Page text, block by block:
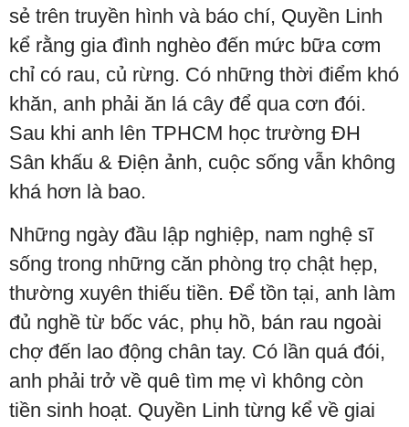
sẻ trên truyền hình và báo chí, Quyền Linh
kể rằng gia đình nghèo đến mức bữa cơm
chỉ có rau, củ rừng. Có những thời điểm khó
khăn, anh phải ăn lá cây để qua cơn đói.
Sau khi anh lên TPHCM học trường ĐH
Sân khấu & Điện ảnh, cuộc sống vẫn không
khá hơn là bao.
Những ngày đầu lập nghiệp, nam nghệ sĩ
sống trong những căn phòng trọ chật hẹp,
thường xuyên thiếu tiền. Để tồn tại, anh làm
đủ nghề từ bốc vác, phụ hồ, bán rau ngoài
chợ đến lao động chân tay. Có lần quá đói,
anh phải trở về quê tìm mẹ vì không còn
tiền sinh hoạt. Quyền Linh từng kể về giai